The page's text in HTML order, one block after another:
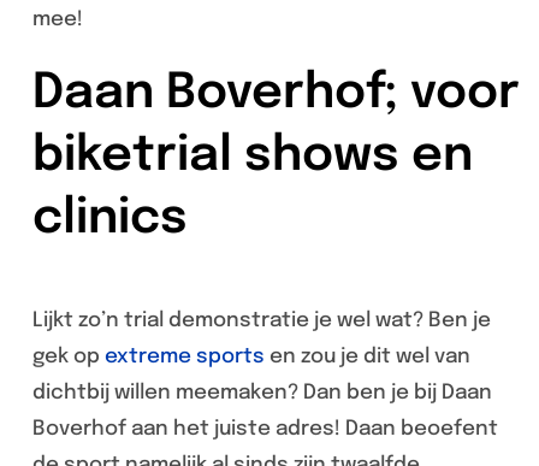
mee!
Daan Boverhof; voor
biketrial shows en
clinics
Lijkt zo’n trial demonstratie je wel wat? Ben je
gek op extreme sports en zou je dit wel van
dichtbij willen meemaken? Dan ben je bij Daan
Boverhof aan het juiste adres! Daan beoefent